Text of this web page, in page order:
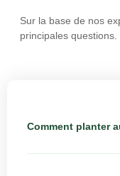
Sur la base de nos
principales questions.
Comment planter